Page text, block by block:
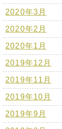
2020年3月
2020年2月
2020年1月
2019年12月
2019年11月
2019年10月
2019年9月